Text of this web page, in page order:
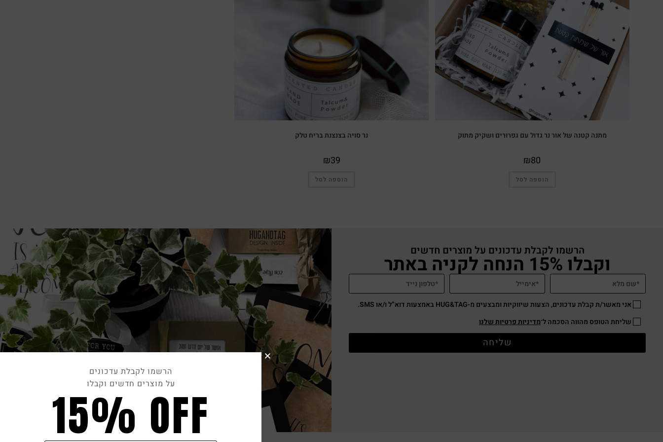
מתנה קטנה של אור נר גדול עם גפרורים ושקיק מתוק
₪80
הוספה לסל
נר סויה בצנצנת בריח טלק
₪39
הוספה לסל
הרשמו לקבלת עדכונים על מוצרים חדשים
וקבלו 15% הנחה לקניה באתר
אני מאשר/ת קבלת עדכונים, הצעות שיווקיות ומבצעים מ-HUG&TAG באמצעות דוא”ל ו/או SMS.
שליחת הטופס מהווה הסכמה ל־מדיניות פרטיות שלנו
שליחה
הרשמו לקבלת עדכונים
על מוצרים חדשים וקבלו
15% OFF